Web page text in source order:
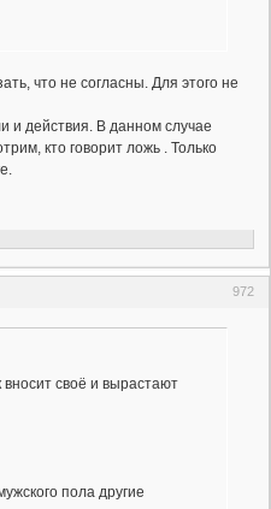
что не согласны. Для этого не
и действия. В данном случае
кто говорит ложь . Только
972
своё и вырастают
пола другие